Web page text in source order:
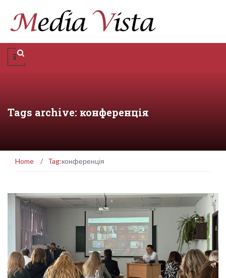
Tags archive: конференція
Home / Tag:конференція